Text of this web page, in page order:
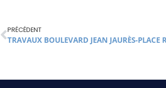
PRÉCÉDENT
TRAVAUX BOULEVARD JEAN JAURÈS-PLACE